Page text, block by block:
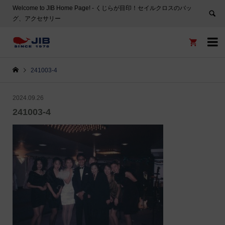
Welcome to JIB Home Page! ‐ くじらが目印！セイルクロスのバッ
グ、アクセサリー


241003-4
2024.09.26
241003-4